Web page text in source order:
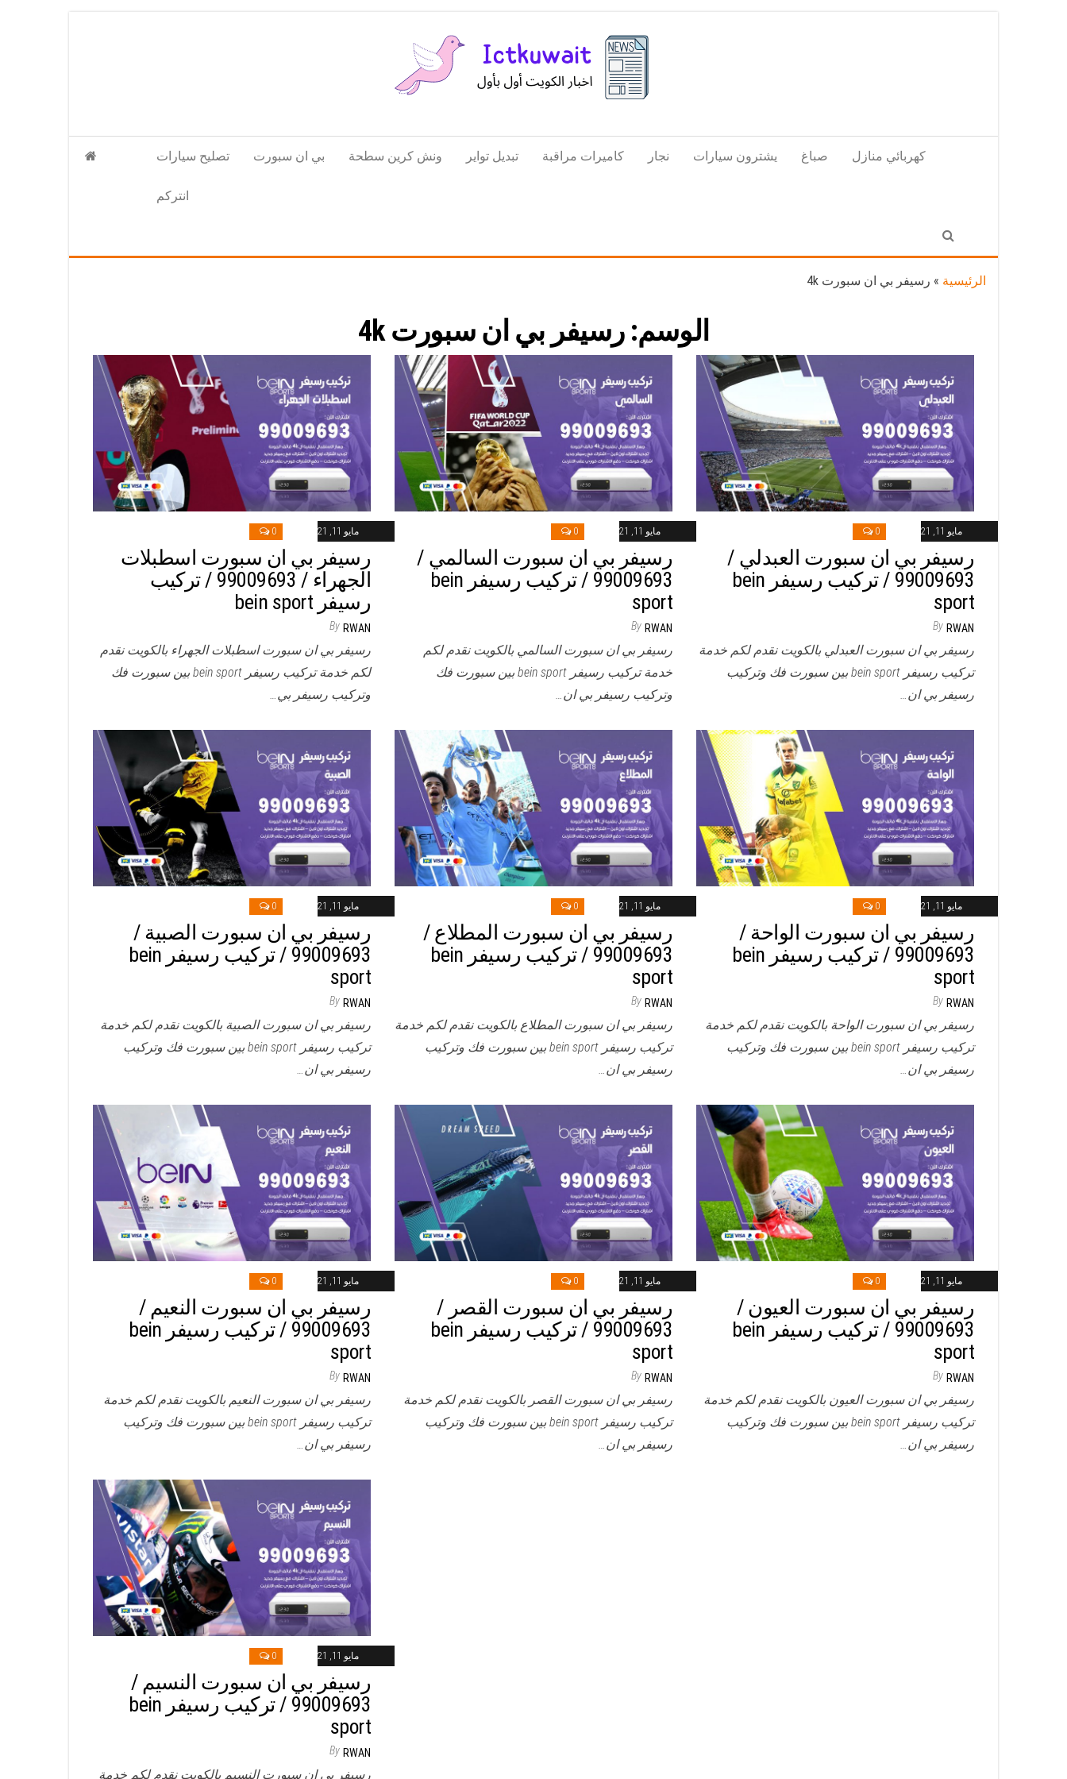
الكويت
تكنولوجيا
المعلومات
تصليح سيارات بي ان سبورت ونش كرين سطحة تبديل تواير كاميرات مراقبة نجار يشترون سيارات صباغ كهربائي منازل
انتركم
الرئيسية » رسيفر بي ان سبورت 4k
الوسم:رسيفر بي ان سبورت 4k
مايو 11, 2021 0
رسيفر بي ان سبورت اسطبلات
الجهراء / 99009693 / تركيب
رسيفر bein sport
By RWAN
رسيفر بي ان سبورت اسطبلات الجهراء بالكويت نقدم
لكم خدمة تركيب رسيفر bein sport بين سبورت فك
وتركيب رسيفر بي…
مايو 11, 2021 0
رسيفر بي ان سبورت السالمي /
99009693 / تركيب رسيفر bein
sport
By RWAN
رسيفر بي ان سبورت السالمي بالكويت نقدم لكم
خدمة تركيب رسيفر bein sport بين سبورت فك
وتركيب رسيفر بي ان…
مايو 11, 2021 0
رسيفر بي ان سبورت العبدلي /
99009693 / تركيب رسيفر bein
sport
By RWAN
رسيفر بي ان سبورت العبدلي بالكويت نقدم لكم خدمة
تركيب رسيفر bein sport بين سبورت فك وتركيب
رسيفر بي ان…
مايو 11, 2021 0
رسيفر بي ان سبورت الصبية /
99009693 / تركيب رسيفر bein
sport
By RWAN
رسيفر بي ان سبورت الصبية بالكويت نقدم لكم خدمة
تركيب رسيفر bein sport بين سبورت فك وتركيب
رسيفر بي ان…
مايو 11, 2021 0
رسيفر بي ان سبورت المطلاع /
99009693 / تركيب رسيفر bein
sport
By RWAN
رسيفر بي ان سبورت المطلاع بالكويت نقدم لكم خدمة
تركيب رسيفر bein sport بين سبورت فك وتركيب
رسيفر بي ان…
مايو 11, 2021 0
رسيفر بي ان سبورت الواحة /
99009693 / تركيب رسيفر bein
sport
By RWAN
رسيفر بي ان سبورت الواحة بالكويت نقدم لكم خدمة
تركيب رسيفر bein sport بين سبورت فك وتركيب
رسيفر بي ان…
مايو 11, 2021 0
رسيفر بي ان سبورت النعيم /
99009693 / تركيب رسيفر bein
sport
By RWAN
رسيفر بي ان سبورت النعيم بالكويت نقدم لكم خدمة
تركيب رسيفر bein sport بين سبورت فك وتركيب
رسيفر بي ان…
مايو 11, 2021 0
رسيفر بي ان سبورت القصر /
99009693 / تركيب رسيفر bein
sport
By RWAN
رسيفر بي ان سبورت القصر بالكويت نقدم لكم خدمة
تركيب رسيفر bein sport بين سبورت فك وتركيب
رسيفر بي ان…
مايو 11, 2021 0
رسيفر بي ان سبورت العيون /
99009693 / تركيب رسيفر bein
sport
By RWAN
رسيفر بي ان سبورت العيون بالكويت نقدم لكم خدمة
تركيب رسيفر bein sport بين سبورت فك وتركيب
رسيفر بي ان…
مايو 11, 2021 0
رسيفر بي ان سبورت النسيم /
99009693 / تركيب رسيفر bein
sport
By RWAN
رسيفر بي ان سبورت النسيم بالكويت نقدم لكم خدمة